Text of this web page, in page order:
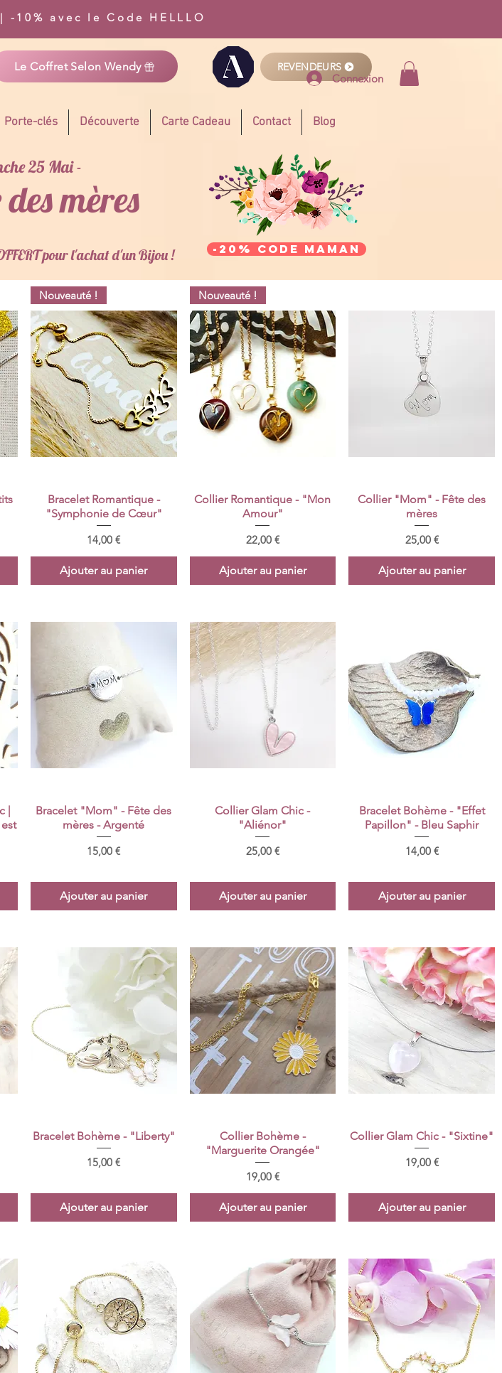
Connexion
-10% avec le Code HELLLO
Le Coffret Selon Wendy REVENDEURS
Porte-clés Découverte Carte Cadeau Contact Blog
des mères
Aperçu rapide
Nouveauté !
Bracelet Romantique -
"Symphonie de Cœur"
Prix
14,00 €
Ajouter au panier
Aperçu rapide
Nouveauté !
Collier Romantique - "Mon
Amour"
Prix
22,00 €
Ajouter au panier
Aperçu rapide
Collier "Mom" - Fête des
mères
Prix
25,00 €
Ajouter au panier
|
Aperçu rapide
Bracelet "Mom" - Fête des
mères - Argenté
Prix
15,00 €
Ajouter au panier
Aperçu rapide
Collier Glam Chic -
"Aliénor"
Prix
25,00 €
Ajouter au panier
Aperçu rapide
Bracelet Bohème - "Effet
Papillon" - Bleu Saphir
Prix
14,00 €
Ajouter au panier
Aperçu rapide
Bracelet Bohème - "Liberty"
Prix
15,00 €
Ajouter au panier
Aperçu rapide
Collier Bohème -
"Marguerite Orangée"
Prix
19,00 €
Ajouter au panier
Aperçu rapide
Collier Glam Chic - "Sixtine"
Prix
19,00 €
Ajouter au panier
pour l'achat d'un Bijou !
25 Mai -
-20% code MAMAN